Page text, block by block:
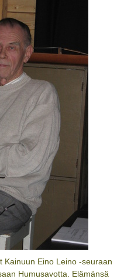
Kainuun Eino Leino -seuraan
Humusavotta. Elämänsä